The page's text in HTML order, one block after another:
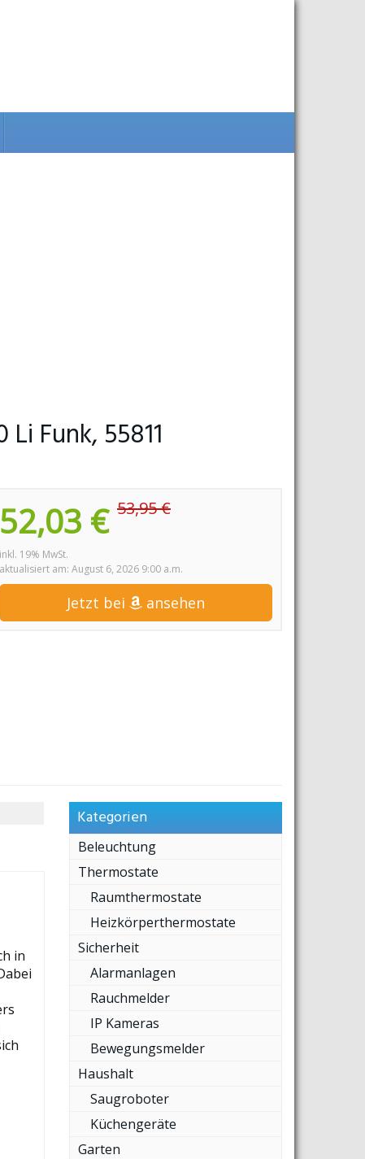
Funk, 55811
52,03 € 53,95 €
inkl. 19% MwSt.
aktualisiert am: August 6, 2026 9:00 a.m.
Jetzt bei ansehen
in
Kategorien
Beleuchtung
Thermostate
Raumthermostate
Heizkörperthermostate
Sicherheit
Alarmanlagen
Rauchmelder
IP Kameras
Bewegungsmelder
Haushalt
Saugroboter
Küchengeräte
Garten